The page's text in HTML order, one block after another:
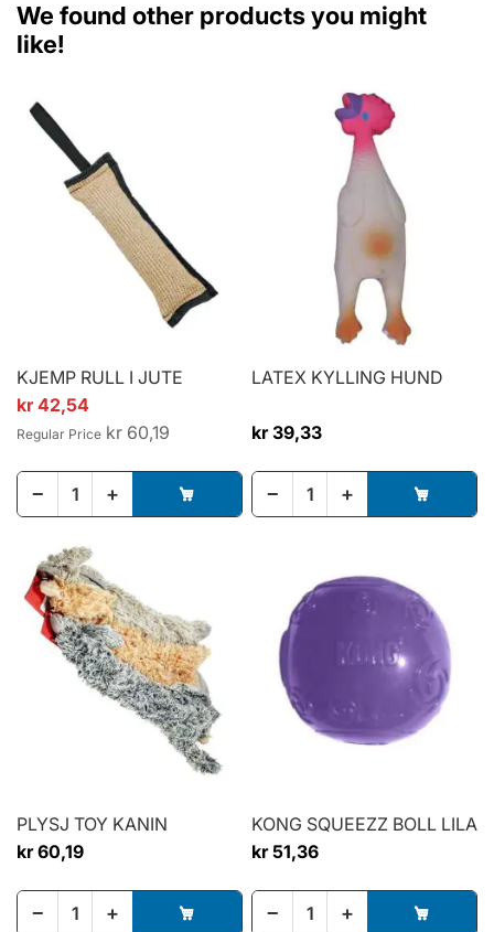
We found other products you might
like!
KJEMP RULL I JUTE
Special
kr 42,54
Regular Price kr 60,19
− +
LATEX KYLLING HUND
kr 39,33
− +
PLYSJ TOY KANIN
kr 60,19
− +
KONG SQUEEZZ BOLL LILA
kr 51,36
− +